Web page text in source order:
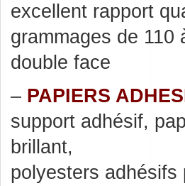
excellent rapport
grammages de 110
double face
– PAPIERS
support adhésif,
brillant,
polyesters adhésifs